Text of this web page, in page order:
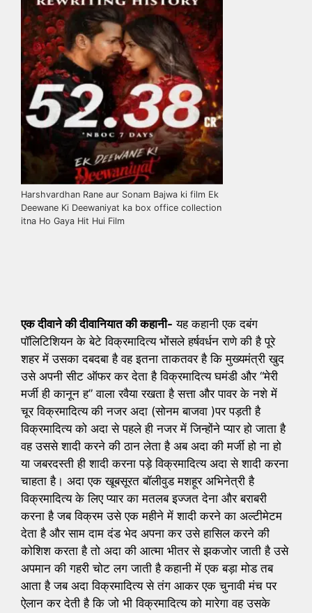
Harshvardhan Rane aur Sonam Bajwa ki film Ek
Deewane Ki Deewaniyat ka box office collection
itna Ho Gaya Hit Hui Film
एक दीवाने की दीवानियात की कहानी- यह कहानी एक दबंग
पॉलिटिशियन के बेटे विक्रमादित्य भोंसले हर्षवर्धन राणे की है पूरे
शहर में उसका दबदबा है वह इतना ताकतवर है कि मुख्यमंत्री खुद
उसे अपनी सीट ऑफर कर देता है विक्रमादित्य घमंडी और “मेरी
मर्जी ही कानून ह” वाला रवैया रखता है सत्ता और पावर के नशे में
चूर विक्रमादित्य की नजर अदा (सोनम बाजवा )पर पड़ती है
विक्रमादित्य को अदा से पहले ही नजर में जिन्होंने प्यार हो जाता है
वह उससे शादी करने की ठान लेता है अब अदा की मर्जी हो ना हो
या जबरदस्ती ही शादी करना पड़े विक्रमादित्य अदा से शादी करना
चाहता है। अदा एक खूबसूरत बॉलीवुड मशहूर अभिनेत्री है
विक्रमादित्य के लिए प्यार का मतलब इज्जत देना और बराबरी
करना है जब विक्रम उसे एक महीने में शादी करने का अल्टीमेटम
देता है और साम दाम दंड भेद अपना कर उसे हासिल करने की
कोशिश करता है तो अदा की आत्मा भीतर से झकजोर जाती है उसे
अपमान की गहरी चोट लग जाती है कहानी में एक बड़ा मोड तब
आता है जब अदा विक्रमादित्य से तंग आकर एक चुनावी मंच पर
ऐलान कर देती है कि जो भी विक्रमादित्य को मारेगा वह उसके